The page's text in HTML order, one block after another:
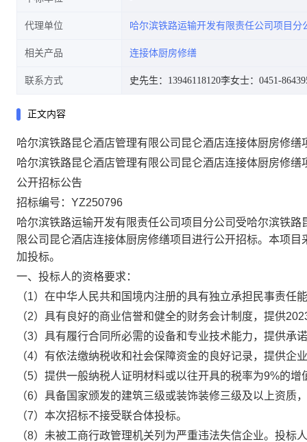
代理单位 哈尔滨铁路运输开发有限责任公司项目分
相关产品 连接体厨房修缮
联系方式 史先生：13946118120李女士：0451-
正文内容
哈尔滨铁路昆仑酒店管理有限公司昆仑酒店连接体厨房修缮
哈尔滨铁路昆仑酒店管理有限公司昆仑酒店连接体厨房修缮
公开招标公告
招标编号： YZ250796
哈尔滨铁路运输开发有限责任公司项目分公司 受哈尔滨铁路
限公司昆仑酒店连接体厨房修缮项目进行公开招标。本项目
加投标。
一、投标人的资格要求：
（1）在中华人民共和国境内注册的具有独立承担民事责任
（2）具有良好的商业信誉和健全的财务会计制度，提供
（3）具有履行合同所必需的设备和专业技术能力，提供承
（4）有依法缴纳税收和社会保障资金的良好记录，提供企
（5）提供一般纳税人证明材料或以往开具的税率为9%的增
（6）具备国家颁发的建筑三级或装饰装修三级及以上资质
（7）本次招标不接受联合体投标。
（8） 未被工商行政管理机关列为严重违法失信企业。投标